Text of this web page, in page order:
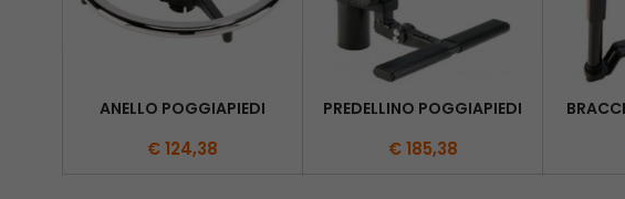
ANELLO POGGIAPIEDI
€ 124,38
PREDELLINO POGGIAPIEDI
€ 185,38